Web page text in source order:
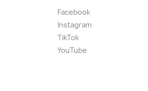
Facebook
Instagram
TikTok
YouTube